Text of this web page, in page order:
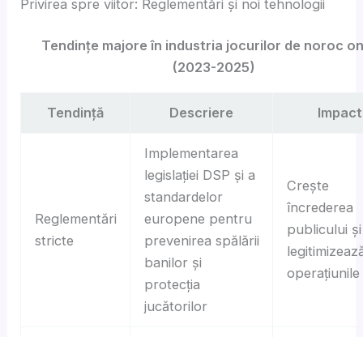
Privirea spre viitor: Reglementări și noi tehnologii
Tendințe majore în industria jocurilor de noroc
(2023-2025)
Tendință Descriere Impact
Reglementări
stricte
Implementarea
legislației DSP și a
standardelor
europene pentru
prevenirea spălării
banilor și
protecția
jucătorilor
Crește
încrederea
publicului și
operațiunile